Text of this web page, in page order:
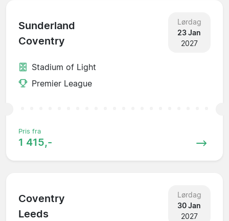
Sunderland
Coventry
Lørdag
23 Jan
2027
Stadium of Light
Premier League
Pris fra
1 415,-
Coventry
Leeds
Lørdag
30 Jan
2027